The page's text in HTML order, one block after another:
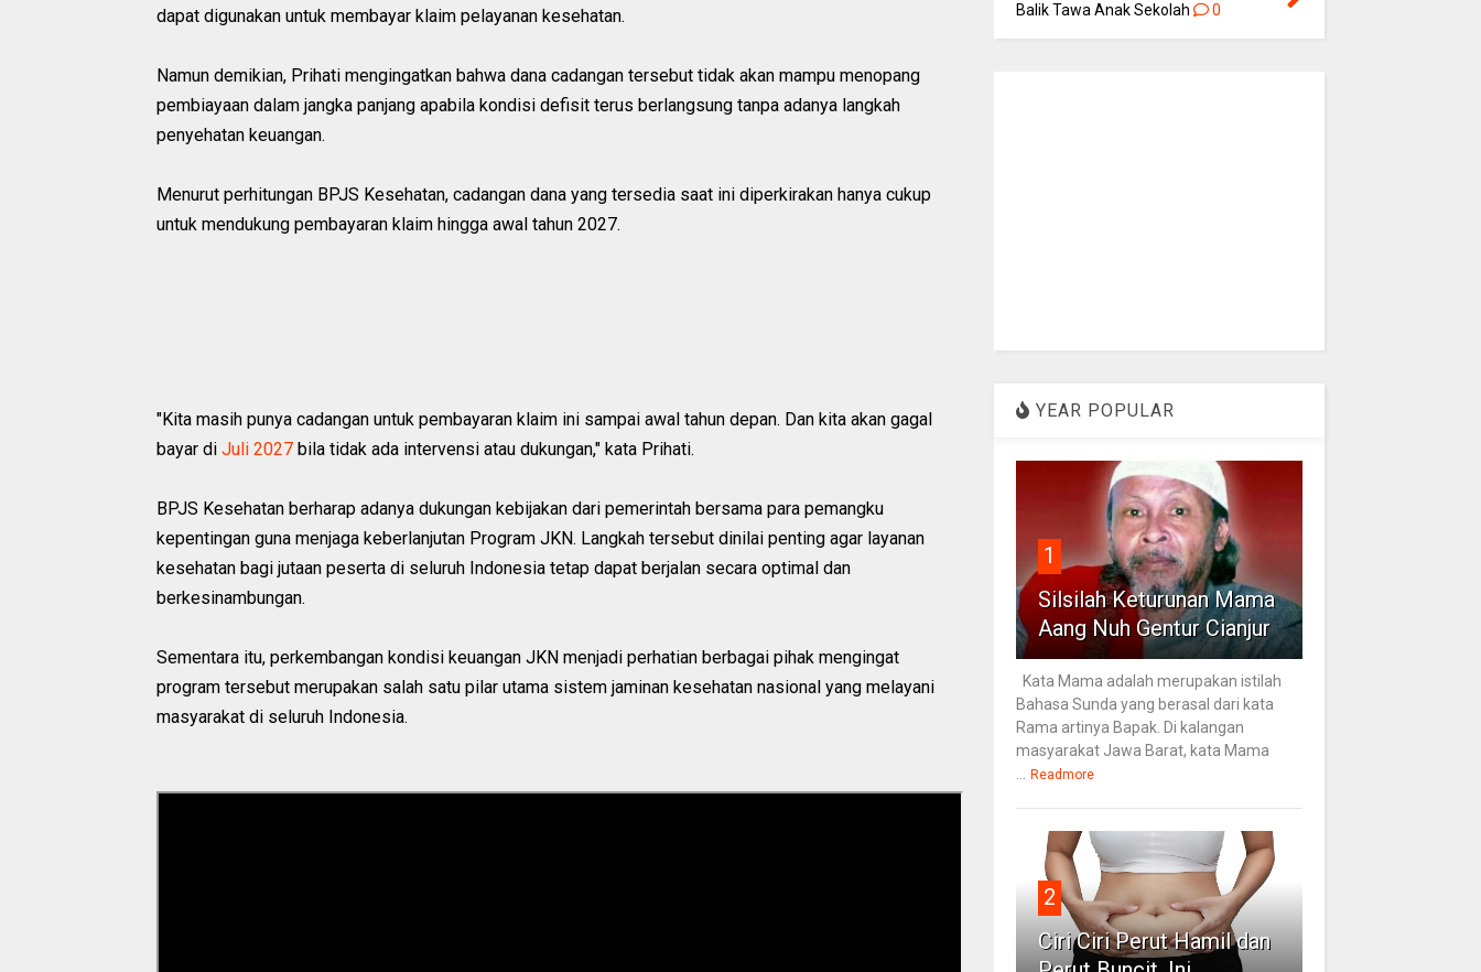
dapat digunakan untuk membayar klaim pelayanan kesehatan.
Namun demikian, Prihati mengingatkan bahwa dana cadangan tersebut tidak akan mampu menopang
pembiayaan dalam jangka panjang apabila kondisi defisit terus berlangsung tanpa adanya langkah
penyehatan keuangan.
Menurut perhitungan BPJS Kesehatan, cadangan dana yang tersedia saat ini diperkirakan hanya cukup
untuk mendukung pembayaran klaim hingga awal tahun 2027.
"Kita masih punya cadangan untuk pembayaran klaim ini sampai awal tahun depan. Dan kita akan gagal
bayar di Juli 2027 bila tidak ada intervensi atau dukungan," kata Prihati.
BPJS Kesehatan berharap adanya dukungan kebijakan dari pemerintah bersama para pemangku
kepentingan guna menjaga keberlanjutan Program JKN. Langkah tersebut dinilai penting agar layanan
kesehatan bagi jutaan peserta di seluruh Indonesia tetap dapat berjalan secara optimal dan
berkesinambungan.
Sementara itu, perkembangan kondisi keuangan JKN menjadi perhatian berbagai pihak mengingat
program tersebut merupakan salah satu pilar utama sistem jaminan kesehatan nasional yang melayani
masyarakat di seluruh Indonesia.
Balik Tawa Anak Sekolah
0
YEAR POPULAR
1
Silsilah Keturunan Mama
Aang Nuh Gentur Cianjur
Kata Mama adalah merupakan istilah
Bahasa Sunda yang berasal dari kata
Rama artinya Bapak. Di kalangan
masyarakat Jawa Barat, kata Mama
... Readmore
2
Ciri Ciri Perut Hamil dan